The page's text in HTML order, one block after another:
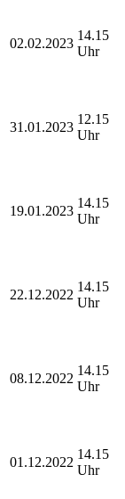
02.02.2023
14.15
Uhr
31.01.2023
12.15
Uhr
19.01.2023
14.15
Uhr
22.12.2022
14.15
Uhr
08.12.2022
14.15
Uhr
01.12.2022
14.15
Uhr